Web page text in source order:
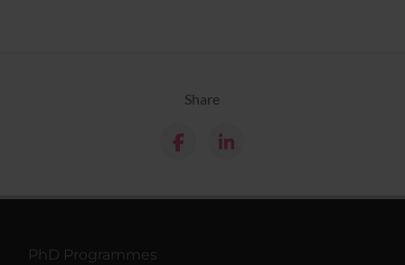
Share
PhD Programmes